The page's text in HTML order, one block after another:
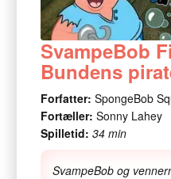
SvampeBob
Bundens
Forfatter: SpongeBob
Fortæller: Sonny Lahey
Spilletid: 34 min
SvampeBob og